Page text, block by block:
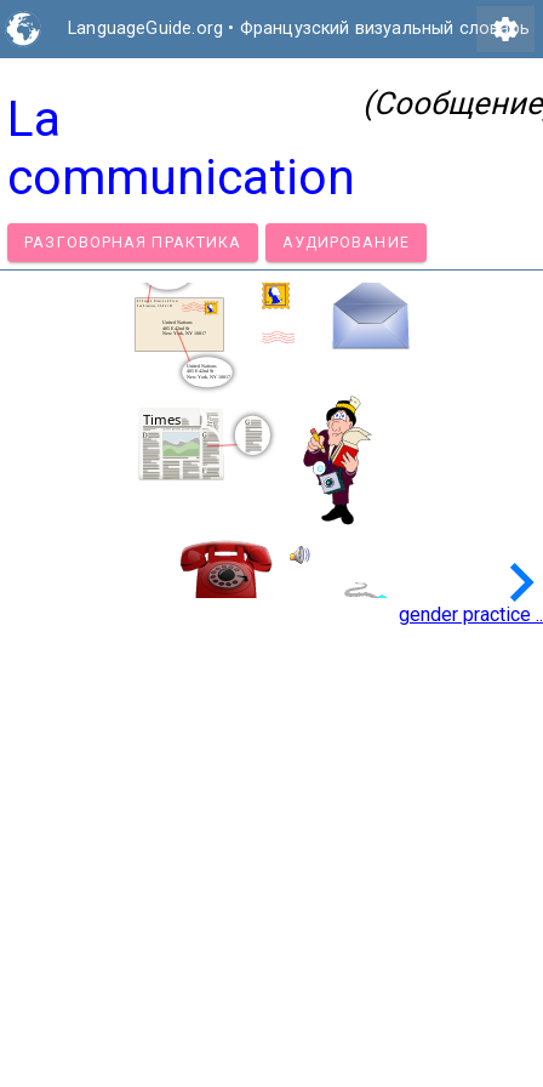
LanguageGuide.org • Французский визуальный словарь
settings
La
communication
РАЗГОВОРНАЯ ПРАКТИКА АУДИРОВАНИЕ
gender practice ..